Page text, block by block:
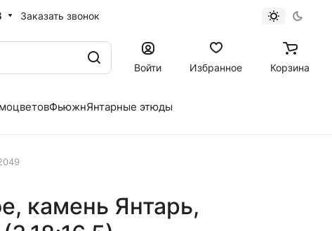
Заказать звонок
Войти Избранное Корзина
ФьюжнЯнтарные этюды
камень Янтарь,